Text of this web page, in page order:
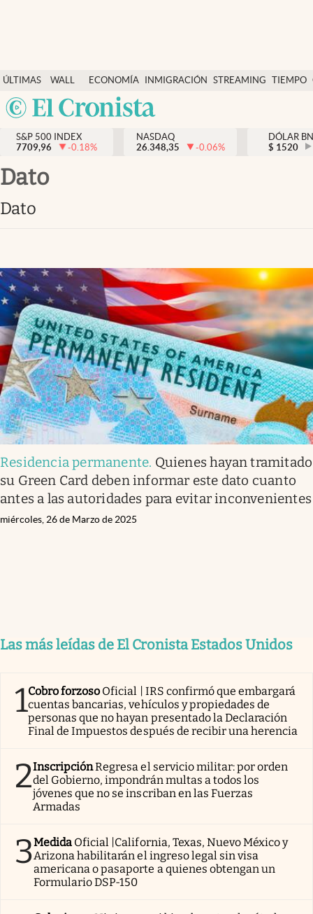
ÚLTIMAS
NOTICIAS
WALL
STREET
Y
DÓLAR
ECONOMÍA INMIGRACIÓN STREAMING TIEMPO
México
Finanzas y economía
Wall Street y dólar
Inmigración
Tiempo
Ciencia y salud
Streaming
PC y mobile
Lifestyle
USA
S&P 500 INDEX
7709,96
-0.18%
NASDAQ
26.348,35
-0.06%
DÓLAR
$ 1520
dato
dato
Residencia permanente. Quienes hayan tramitado
su Green Card deben informar este dato cuanto
antes a las autoridades para evitar inconvenientes
miércoles, 26 de Marzo de 2025
Las más leídas de El Cronista Estados Unidos
1Cobro forzoso Oficial | IRS confirmó que embargará
cuentas bancarias, vehículos y propiedades de
personas que no hayan presentado la Declaración
Final de Impuestos después de recibir una herencia
2InscripciónRegresa el servicio militar: por orden
del Gobierno, impondrán multas a todos los
jóvenes que no se inscriban en las Fuerzas
Armadas
3Medida Oficial |California, Texas, Nuevo México y
Arizona habilitarán el ingreso legal sin visa
americana o pasaporte a quienes obtengan un
Formulario DSP-150